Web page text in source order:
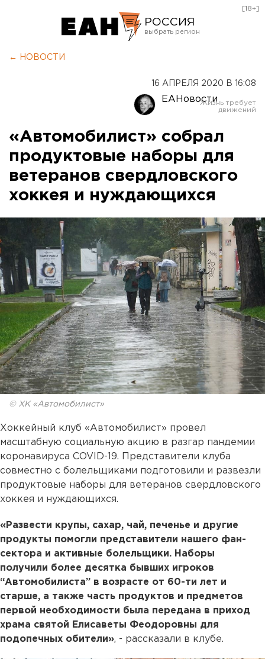
РОССИЯ
Оренбург
[18+]
← НОВОСТИ
16 АПРЕЛЯ 2020 В 16:08
ЕАНовости
«Автомобилист» собрал
продуктовые наборы для
ветеранов свердловского
хоккея и нуждающихся
© ХК «Автомобилист»
Хоккейный клуб «Автомобилист» провел
масштабную социальную акцию в разгар пандемии
коронавируса COVID-19. Представители клуба
совместно с болельщиками подготовили и развезли
продуктовые наборы для ветеранов свердловского
хоккея и нуждающихся.
«Развести крупы, сахар, чай, печенье и другие
продукты помогли представители нашего фан-
сектора и активные болельщики. Наборы
получили более десятка бывших игроков
“Автомобилиста” в возрасте от 60-ти лет и
старше, а также часть продуктов и предметов
первой необходимости была передана в приход
храма святой Елисаветы Феодоровны для
подопечных обители», - рассказали в клубе.